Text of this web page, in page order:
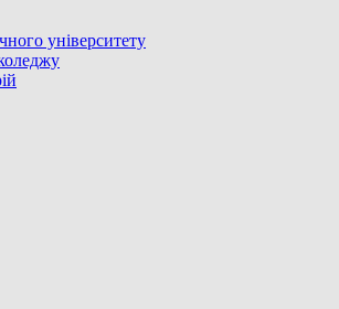
університету